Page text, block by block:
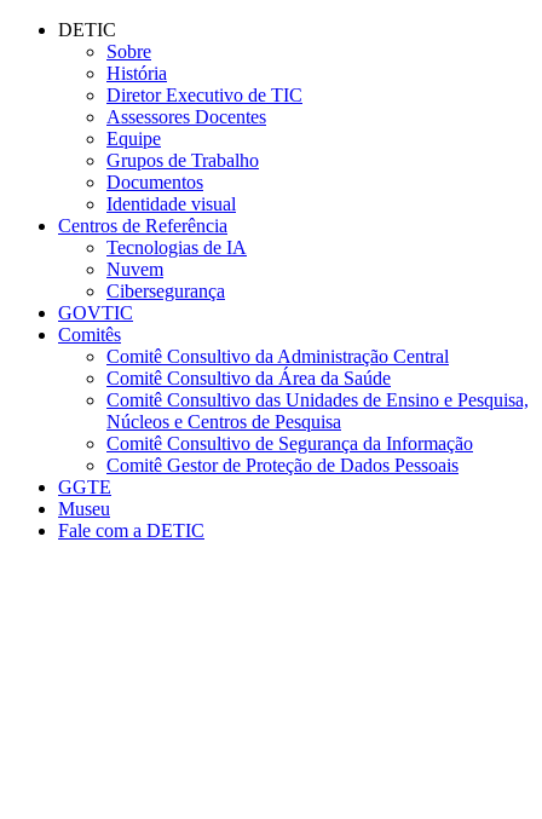
Conteúdo principal
DETIC
Sobre
História
Diretor Executivo de TIC
Assessores Docentes
Equipe
Grupos de Trabalho
Documentos
Identidade visual
Centros de Referência
Tecnologias de IA
Nuvem
Cibersegurança
GOVTIC
Comitês
Comitê Consultivo da Administração Central
Comitê Consultivo da Área da Saúde
Comitê Consultivo das Unidades de Ensino e Pesquisa,
Núcleos e Centros de Pesquisa
Comitê Consultivo de Segurança da Informação
Comitê Gestor de Proteção de Dados Pessoais
GGTE
Museu
Fale com a DETIC